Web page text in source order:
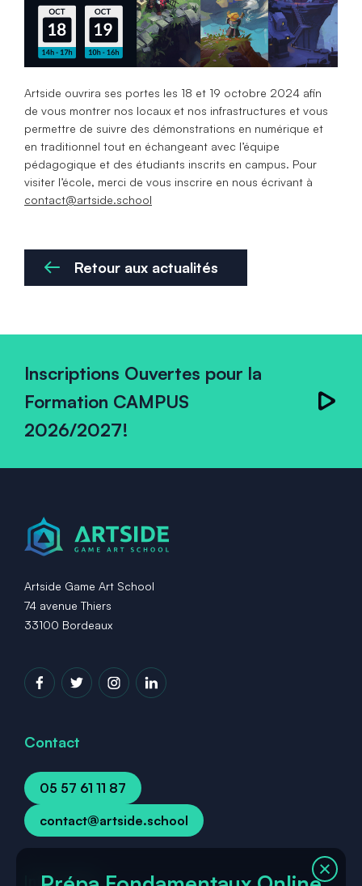
Artside ouvrira ses portes les 18 et 19 octobre 2024 afin
de vous montrer nos locaux et nos infrastructures et vous
permettre de suivre des démonstrations en numérique et
en traditionnel tout en échangeant avec l’équipe
pédagogique et des étudiants inscrits en campus. Pour
visiter l’école, merci de vous inscrire en nous écrivant à
contact@artside.school
Retour aux actualités
Inscriptions Ouvertes pour la
Formation CAMPUS
2026/2027!
Artside Game Art School
74 avenue Thiers
33100 Bordeaux
Contact
05 57 61 11 87
contact@artside.school
Infos utiles